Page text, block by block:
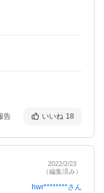
告 いいね 18
2022/2/23
（編集済み）
hwr********さん